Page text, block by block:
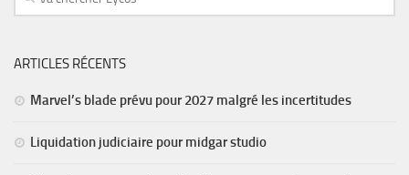
ARTICLES RÉCENTS
Marvel’s blade prévu pour 2027 malgré les incertitudes
Liquidation judiciaire pour midgar studio